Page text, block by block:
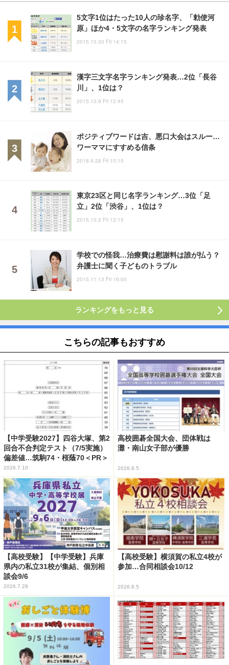
5文字1位はたった10人の珍名字、「勅使河
原」ほか4・5文字の名字ランキング発表
2015.10.30 Fri 14:15
漢字三文字名字ランキング発表…2位「長谷
川」、1位は？
2015.10.9 Fri 12:45
ポジティブワードは吉、悪口大会はスルー…
ワーママにすすめる信条
2018.9.28 Fri 10:15
東京23区と同じ名字ランキング…3位「足
立」2位「渋谷」、1位は？
2015.10.2 Fri 12:15
学校での怪我…治療費は慰謝料は誰が払う？
弁護士に聞く子どものトラブル
2015.11.13 Fri 16:00
ランキングをもっと見る
こちらの記事もおすすめ
【中学受験2027】四谷大塚、第2
回合不合判定テスト（7/5実施）
偏差値…筑駒74・桜蔭70＜PR＞
2026.7.10
高校囲碁全国大会、団体戦は
灘・南山女子部が優勝
2026.8.5
【高校受験】【中学受験】兵庫
県内の私立31校が集結、個別相
談会9/6
2026.7.28
【高校受験】横須賀の私立4校が
参加…合同相談会10/12
2026.8.5